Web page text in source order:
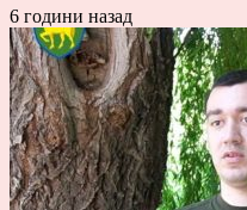
6 години назад